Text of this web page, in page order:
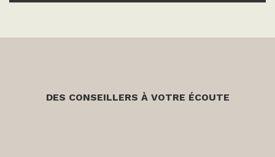
DES CONSEILLERS À VOTRE ÉCOUTE